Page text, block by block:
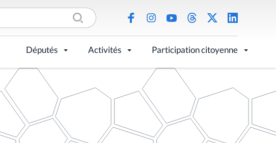
Députés Activités Participation citoyenne